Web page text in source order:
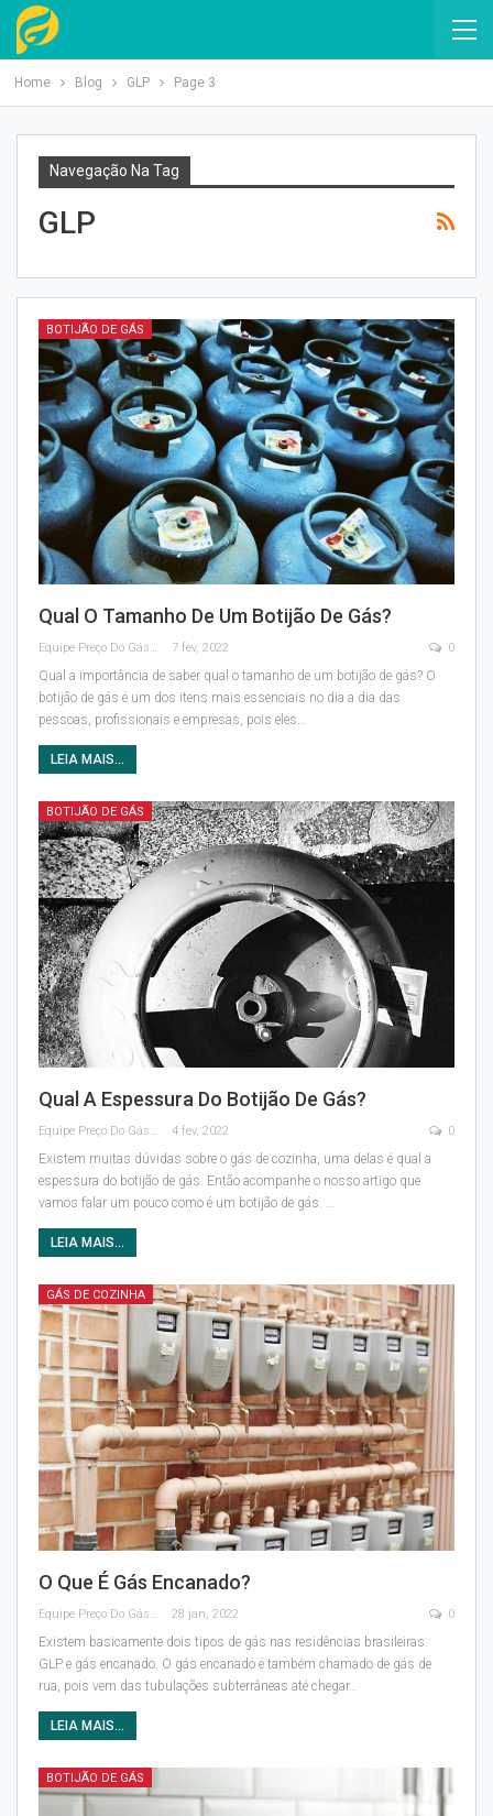
Home Blog GLP Page 3
Navegação Na Tag
GLP
BOTIJÃO DE GÁS
Qual O Tamanho De Um Botijão De Gás?
Equipe Preço Do Gás 7 fev, 2022 0
Qual a importância de saber qual o tamanho de um botijão de gás? O
botijão de gás é um dos itens mais essenciais no dia a dia das
pessoas, profissionais e empresas, pois eles…
LEIA MAIS...
BOTIJÃO DE GÁS
Qual A Espessura Do Botijão De Gás?
Equipe Preço Do Gás 4 fev, 2022 0
Existem muitas dúvidas sobre o gás de cozinha, uma delas é qual a
espessura do botijão de gás. Então acompanhe o nosso artigo que
vamos falar um pouco como é um botijão de gás. …
LEIA MAIS...
GÁS DE COZINHA
O Que É Gás Encanado?
Equipe Preço Do Gás 28 jan, 2022 0
Existem basicamente dois tipos de gás nas residências brasileiras:
GLP e gás encanado. O gás encanado é também chamado de gás de
rua, pois vem das tubulações subterrâneas até chegar…
LEIA MAIS...
BOTIJÃO DE GÁS